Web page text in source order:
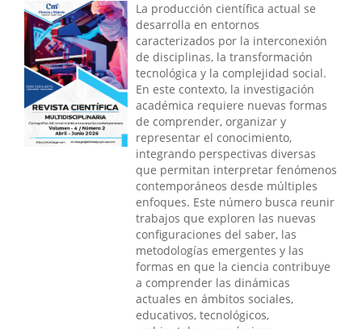
La producción científica actual se
desarrolla en entornos
caracterizados por la interconexión
de disciplinas, la transformación
tecnológica y la complejidad social.
En este contexto, la investigación
académica requiere nuevas formas
de comprender, organizar y
representar el conocimiento,
integrando perspectivas diversas
que permitan interpretar fenómenos
contemporáneos desde múltiples
enfoques. Este número busca reunir
trabajos que exploren las nuevas
configuraciones del saber, las
metodologías emergentes y las
formas en que la ciencia contribuye
a comprender las dinámicas
actuales en ámbitos sociales,
educativos, tecnológicos,